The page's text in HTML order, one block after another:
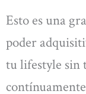
Esto es una
poder
tu lifestyle sin